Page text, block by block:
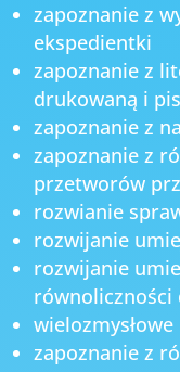
zapoznanie z
ekspedientki
zapoznanie z
drukowaną i
zapoznanie z
zapoznanie z
przetworów
rozwianie
rozwijanie
rozwijanie
zapoznanie z